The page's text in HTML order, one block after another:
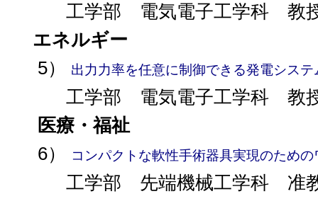
工学部 電気電子工学科 教授
エネルギー
5）
出力力率を任意に制御できる発電シス
工学部 電気電子工学科 教授
医療・福祉
6）
コンパクトな軟性手術器具実現のため
工学部 先端機械工学科 准教